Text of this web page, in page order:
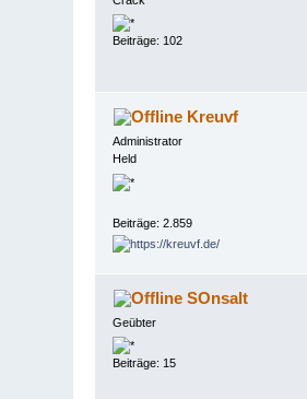
Beiträge: 102
Kreuvf
Administrator
Held
Beiträge: 2.859
SOnsalt
Geübter
Beiträge: 15